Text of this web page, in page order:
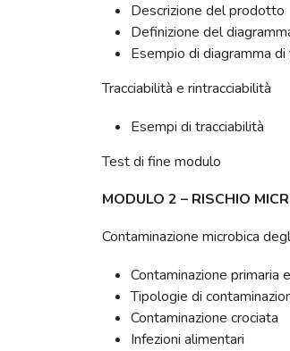
Descrizione del prodotto
Definizione del
Esempio di diagramma
Tracciabilità e rintracciabilità
Esempi di tracciabilità
Test di fine modulo
MODULO 2 – RISCHIO
Contaminazione microbica
Contaminazione primaria
Tipologie di
Contaminazione crociata
Infezioni alimentari